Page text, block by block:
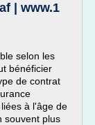
| www.1
selon les
bénéficier
de contrat
à l'âge de
souvent plus